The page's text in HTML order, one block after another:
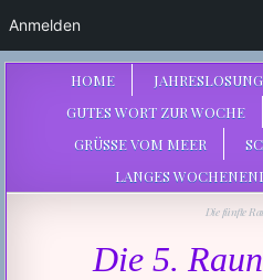
HOME
GUTES WORT ZUR WOCHE
GRÜSSE VOM MEER
LANGES
Die fünfte
Die 5.
Anmelden